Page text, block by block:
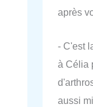
après
- C'est
à Célia
aussi